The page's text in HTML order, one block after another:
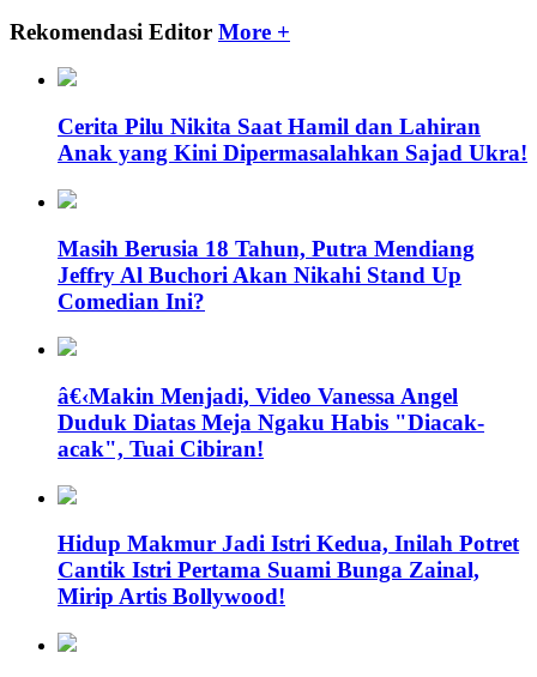
Rekomendasi Editor More +
Cerita Pilu Nikita Saat Hamil dan Lahiran
Anak yang Kini Dipermasalahkan Sajad Ukra!
Masih Berusia 18 Tahun, Putra Mendiang
Jeffry Al Buchori Akan Nikahi Stand Up
Comedian Ini?
â€‹Makin Menjadi, Video Vanessa Angel
Duduk Diatas Meja Ngaku Habis "Diacak-
acak", Tuai Cibiran!
Hidup Makmur Jadi Istri Kedua, Inilah Potret
Cantik Istri Pertama Suami Bunga Zainal,
Mirip Artis Bollywood!